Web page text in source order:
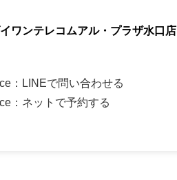
ワンテレコムアル・プラザ水口店
： LINEで問い合わせる
： ネットで予約する